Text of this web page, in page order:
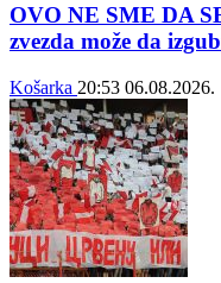
OVO NE SME DA
zvezda može da
Košarka 20:53 06.08.2026.